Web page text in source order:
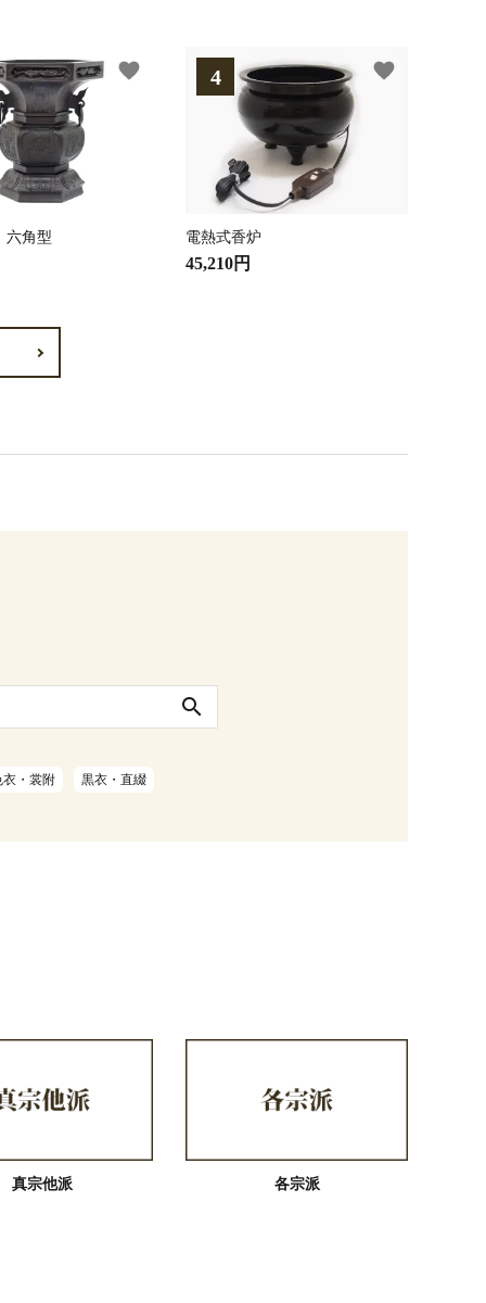
角型
favorite
電熱式香炉
45,210円
favorite
search
衣・裳附 黒衣・直綴
真宗他派 各宗派